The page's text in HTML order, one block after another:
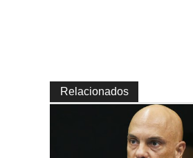
Relacionados